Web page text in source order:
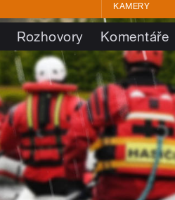
KAMERY
Rozhovory Komentáře